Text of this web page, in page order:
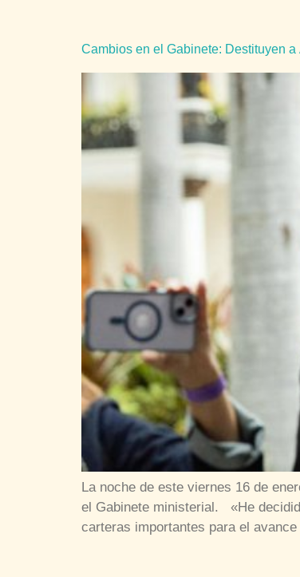
Cambios en el Gabinete: Destituyen
La noche de este viernes 16 de
el Gabinete ministerial. «He
carteras importantes para el